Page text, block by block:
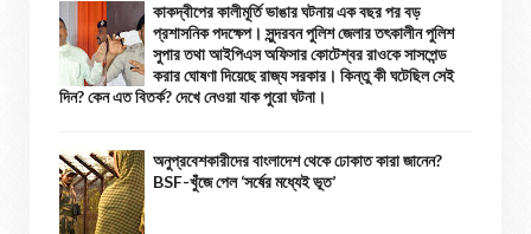
কাকদ্বীপের কালীমূর্তি ভাঙার ঘটনায় এক বছর পর বড়
প্রশাসনিক পদক্ষেপ। সুন্দরবন পুলিশ জেলার তৎকালীন পুলিশ
সুপার তথা আইপিএস অফিসার কোটেশ্বর রাওকে সাসপেন্ড
করার ঘোষণা দিয়েছে রাজ্য সরকার। কিন্তু কী ঘটেছিল সেই
দিন? কেন এত বিতর্ক? দেখে নেওয়া যাক পুরো ঘটনা।
অনুপ্রবেশকারীদের বাংলাদেশ থেকে ঢোকাত কারা জানেন?
BSF-খুঁজে পেল ‘সর্ষের মধ্যেই ভূত’